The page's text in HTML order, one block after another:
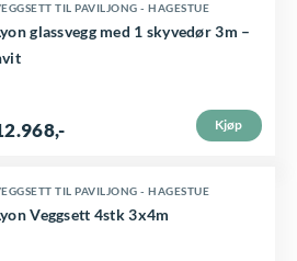
TIL PAVILJONG - HAGESTUE
glassvegg med 1 skyvedør 3m –
,- Kjøp
TIL PAVILJONG - HAGESTUE
Veggsett 4stk 3x4m